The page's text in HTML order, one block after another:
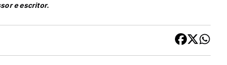
e escritor.